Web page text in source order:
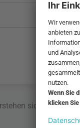
sich inklusive